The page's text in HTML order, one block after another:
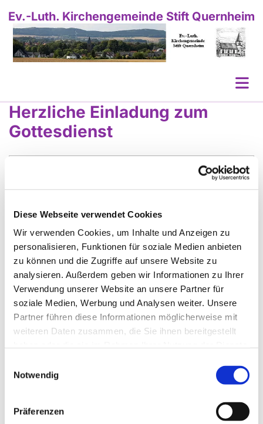
Diese Webseite verwendet Cookies
Wir verwenden Cookies, um Inhalte und Anzeigen zu
personalisieren, Funktionen für soziale Medien anbieten
zu können und die Zugriffe auf unsere Website zu
analysieren. Außerdem geben wir Informationen zu Ihrer
Verwendung unserer Website an unsere Partner für
soziale Medien, Werbung und Analysen weiter. Unsere
Partner führen diese Informationen möglicherweise mit
weiteren Daten zusammen, die Sie ihnen bereitgestellt
Notwendig
Präferenzen
Ev.-Luth. Kirchengemeinde Stift Quernheim
Herzliche Einladung zum
Gottesdienst
Hier finden Sie die Gottesdienstpläne der
10:00 Uhr |Hagedorn| Kirchlengern